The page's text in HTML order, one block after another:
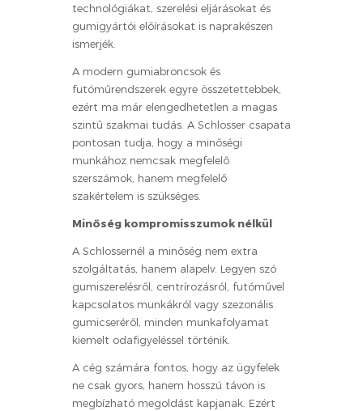
technológiákat, szerelési eljárásokat és
gumigyártói előírásokat is naprakészen
ismerjék.
A modern gumiabroncsok és
futóműrendszerek egyre összetettebbek,
ezért ma már elengedhetetlen a magas
szintű szakmai tudás. A Schlosser csapata
pontosan tudja, hogy a minőségi
munkához nemcsak megfelelő
szerszámok, hanem megfelelő
szakértelem is szükséges.
Minőség kompromisszumok nélkül
A Schlossernél a minőség nem extra
szolgáltatás, hanem alapelv. Legyen szó
gumiszerelésről, centrírozásról, futóművel
kapcsolatos munkákról vagy szezonális
gumicseréről, minden munkafolyamat
kiemelt odafigyeléssel történik.
A cég számára fontos, hogy az ügyfelek
ne csak gyors, hanem hosszú távon is
megbízható megoldást kapjanak. Ezért